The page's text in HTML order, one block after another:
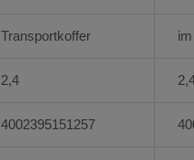
Transportkoffer
2,4
4002395151257